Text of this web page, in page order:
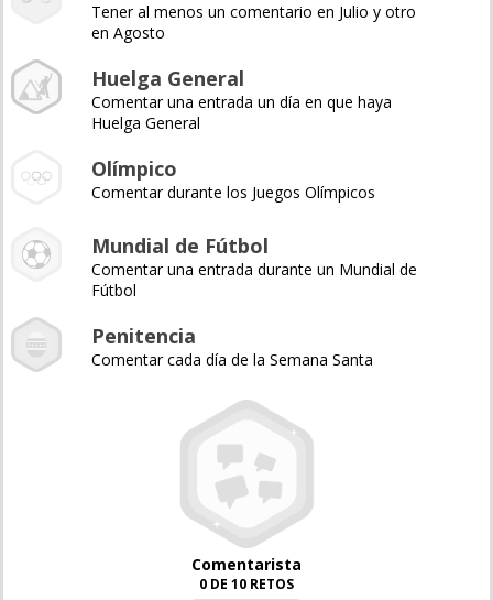
Tener al menos un comentario en Julio y otro
en Agosto
Huelga General
Comentar una entrada un día en que haya
Huelga General
Olímpico
Comentar durante los Juegos Olímpicos
Mundial de Fútbol
Comentar una entrada durante un Mundial de
Fútbol
Penitencia
Comentar cada día de la Semana Santa
Comentarista
0 DE 10 RETOS